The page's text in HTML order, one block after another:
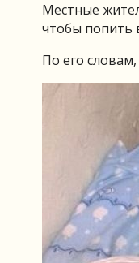
Местные
чтобы попить
По его